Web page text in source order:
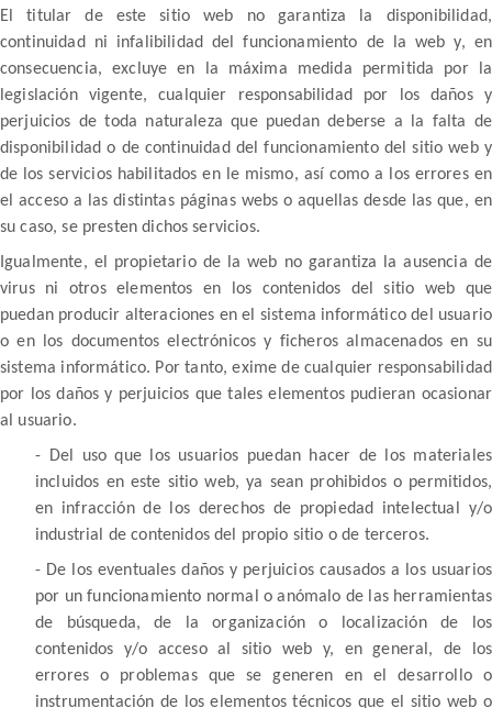
El titular de este sitio web no garantiza la disponibilidad,
continuidad ni infalibilidad del funcionamiento de la web y, en
consecuencia, excluye en la máxima medida permitida por la
legislación vigente, cualquier responsabilidad por los daños y
perjuicios de toda naturaleza que puedan deberse a la falta de
disponibilidad o de continuidad del funcionamiento del sitio web y
de los servicios habilitados en le mismo, así como a los errores en
el acceso a las distintas páginas webs o aquellas desde las que, en
su caso, se presten dichos servicios.
Igualmente, el propietario de la web no garantiza la ausencia de
virus ni otros elementos en los contenidos del sitio web que
puedan producir alteraciones en el sistema informático del usuario
o en los documentos electrónicos y ficheros almacenados en su
sistema informático. Por tanto, exime de cualquier responsabilidad
por los daños y perjuicios que tales elementos pudieran ocasionar
al usuario.
- Del uso que los usuarios puedan hacer de los materiales
incluidos en este sitio web, ya sean prohibidos o permitidos,
en infracción de los derechos de propiedad intelectual y/o
industrial de contenidos del propio sitio o de terceros.
- De los eventuales daños y perjuicios causados a los usuarios
por un funcionamiento normal o anómalo de las herramientas
de búsqueda, de la organización o localización de los
contenidos y/o acceso al sitio web y, en general, de los
errores o problemas que se generen en el desarrollo o
instrumentación de los elementos técnicos que el sitio web o